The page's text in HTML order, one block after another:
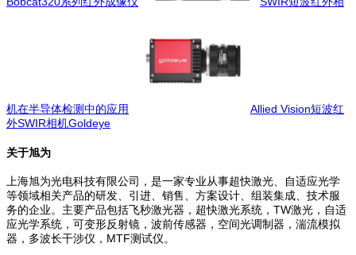
机在半导体检测中的应用
Allied Vision短波红
外SWIR相机Goldeye
关于旭为
上海旭为光电科技有限公司，是一家专业从事超快激光、自适应光学
等领域相关产品的研发、引进、销售、方案设计、组装集成、技术服
务的企业。主要产品包括飞秒激光器，超快激光系统，TW激光，自适
应光学系统，可变形反射镜，波前传感器，空间光调制器，湍流模拟
器，多波长干涉仪，MTF测试仪。